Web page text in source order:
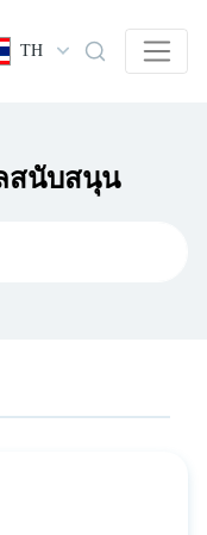
TH
สนับสนุน